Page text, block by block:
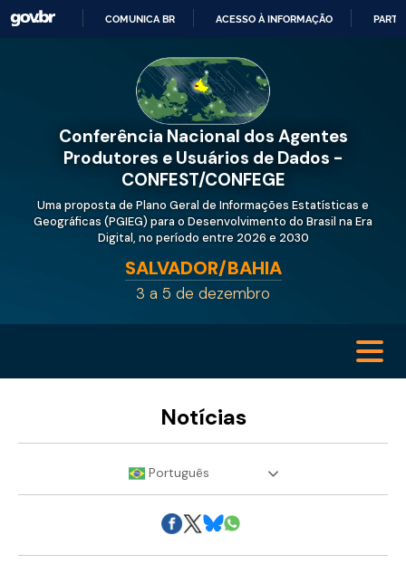
PARA
O
CONTEÚDO
COMUNICA BR ACESSO À INFORMAÇÃO
Conferência Nacional dos Agentes
Produtores e Usuários de Dados -
CONFEST/CONFEGE
Uma proposta de Plano Geral de Informações Estatísticas e
Geográficas (PGIEG) para o Desenvolvimento do Brasil na Era
Digital, no período entre 2026 e 2030
SALVADOR/BAHIA
3 a 5 de dezembro
Notícias
Português